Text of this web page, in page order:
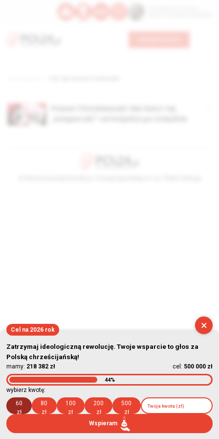
×
Cel na 2026 rok
Zatrzymaj ideologiczną rewolucję. Twoje wsparcie to głos za
Polską chrześcijańską!
mamy: 218 382 zł cel: 500 000 zł
44%
wybierz kwotę:
60
zł
80
zł
100
zł
200
zł
500
zł
Wspieram